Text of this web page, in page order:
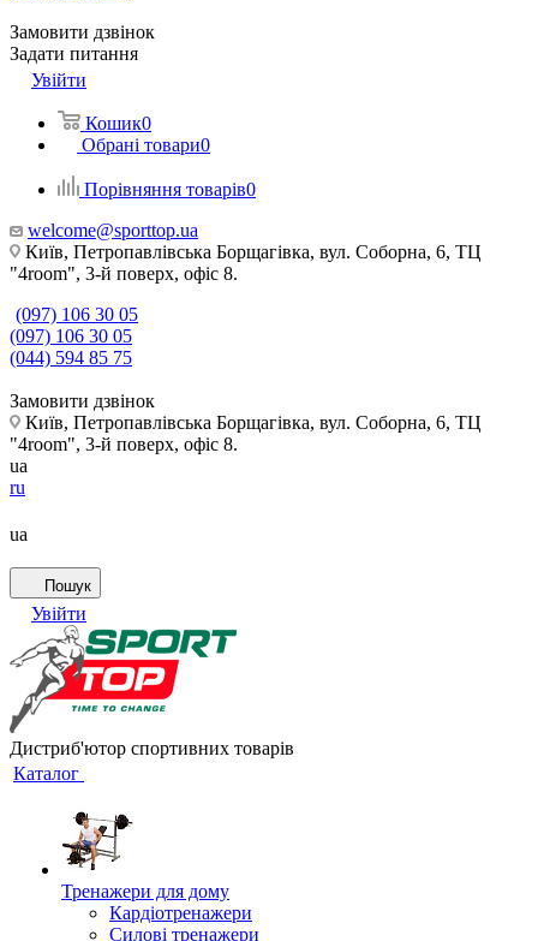
Замовити дзвінок
Задати питання
Увійти
Кошик0
Обрані товари0
Порівняння товарів0
welcome@sporttop.ua
Київ, Петропавлівська Борщагівка, вул. Соборна, 6, ТЦ
"4room", 3-й поверх, офіс 8.
(097) 106 30 05
(097) 106 30 05
(044) 594 85 75
Замовити дзвінок
Київ, Петропавлівська Борщагівка, вул. Соборна, 6, ТЦ
"4room", 3-й поверх, офіс 8.
ua
ru
ua
Пошук
Увійти
Дистриб'ютор спортивних товарів
Каталог
Тренажери для дому
Кардіотренажери
Силові тренажери